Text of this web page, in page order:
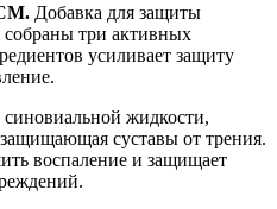
Добавка для защиты
собраны три активных
усиливает защиту
синовиальной жидкости,
защищающая суставы от трения.
воспаление и защищает